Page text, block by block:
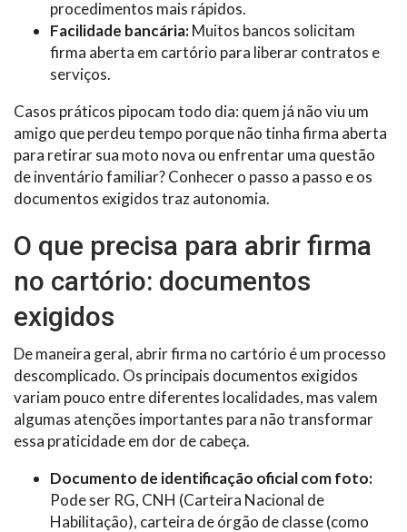
procedimentos mais rápidos.
Facilidade bancária:Muitos bancos solicitam
firma aberta em cartório para liberar contratos e
serviços.
Casos práticos pipocam todo dia: quem já não viu um
amigo que perdeu tempo porque não tinha firma aberta
para retirar sua moto nova ou enfrentar uma questão
de inventário familiar? Conhecer o passo a passo e os
documentos exigidos traz autonomia.
O que precisa para abrir firma
no cartório: documentos
exigidos
De maneira geral, abrir firma no cartório é um processo
descomplicado. Os principais documentos exigidos
variam pouco entre diferentes localidades, mas valem
algumas atenções importantes para não transformar
essa praticidade em dor de cabeça.
Documento de identificação oficial com foto:
Pode ser RG, CNH (Carteira Nacional de
Habilitação), carteira de órgão de classe (como